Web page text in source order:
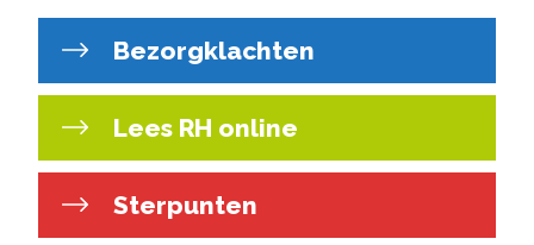
Bezorgklachten
Lees RH online
Sterpunten